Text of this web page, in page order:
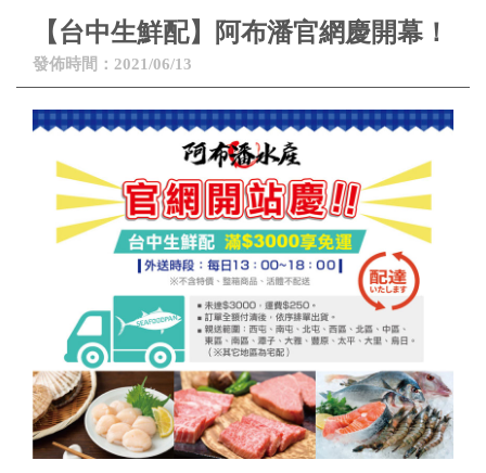
【台中生鮮配】阿布潘官網慶開幕！
發佈時間：2021/06/13